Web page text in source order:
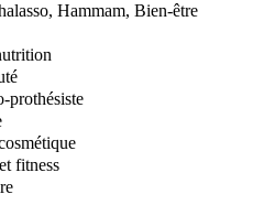
Hammam, Bien-être
prothésiste
fitness